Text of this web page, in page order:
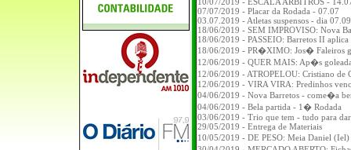
07/07/2019 - Placar da Rodada - 07.07
03.07.2019 - Atletas suspensos - dia
18/06/2019 - SEM IMPROVISO: Nova
18/06/2019 - PASSEIO: Barretos II
18/06/2019 - PR�XIMO: Jos� Faleiros
12/06/2019 - QUER MAIS: Ap�s
12/06/2019 - ATROPELOU: Cristiano
12/06/2019 - VIRA VIRA: Predinhos
04/06/2019 - Nova Barretos - come�a
04/06/2019 - Bela partida - 1� Rodada
03/06/2019 - Trio que tem - tudo para
29/05/2019 - Entrega de Materiais
10/05/2019 - DE PESO: Meia Daniel